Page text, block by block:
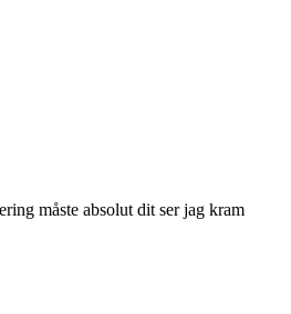
måste absolut dit ser jag kram